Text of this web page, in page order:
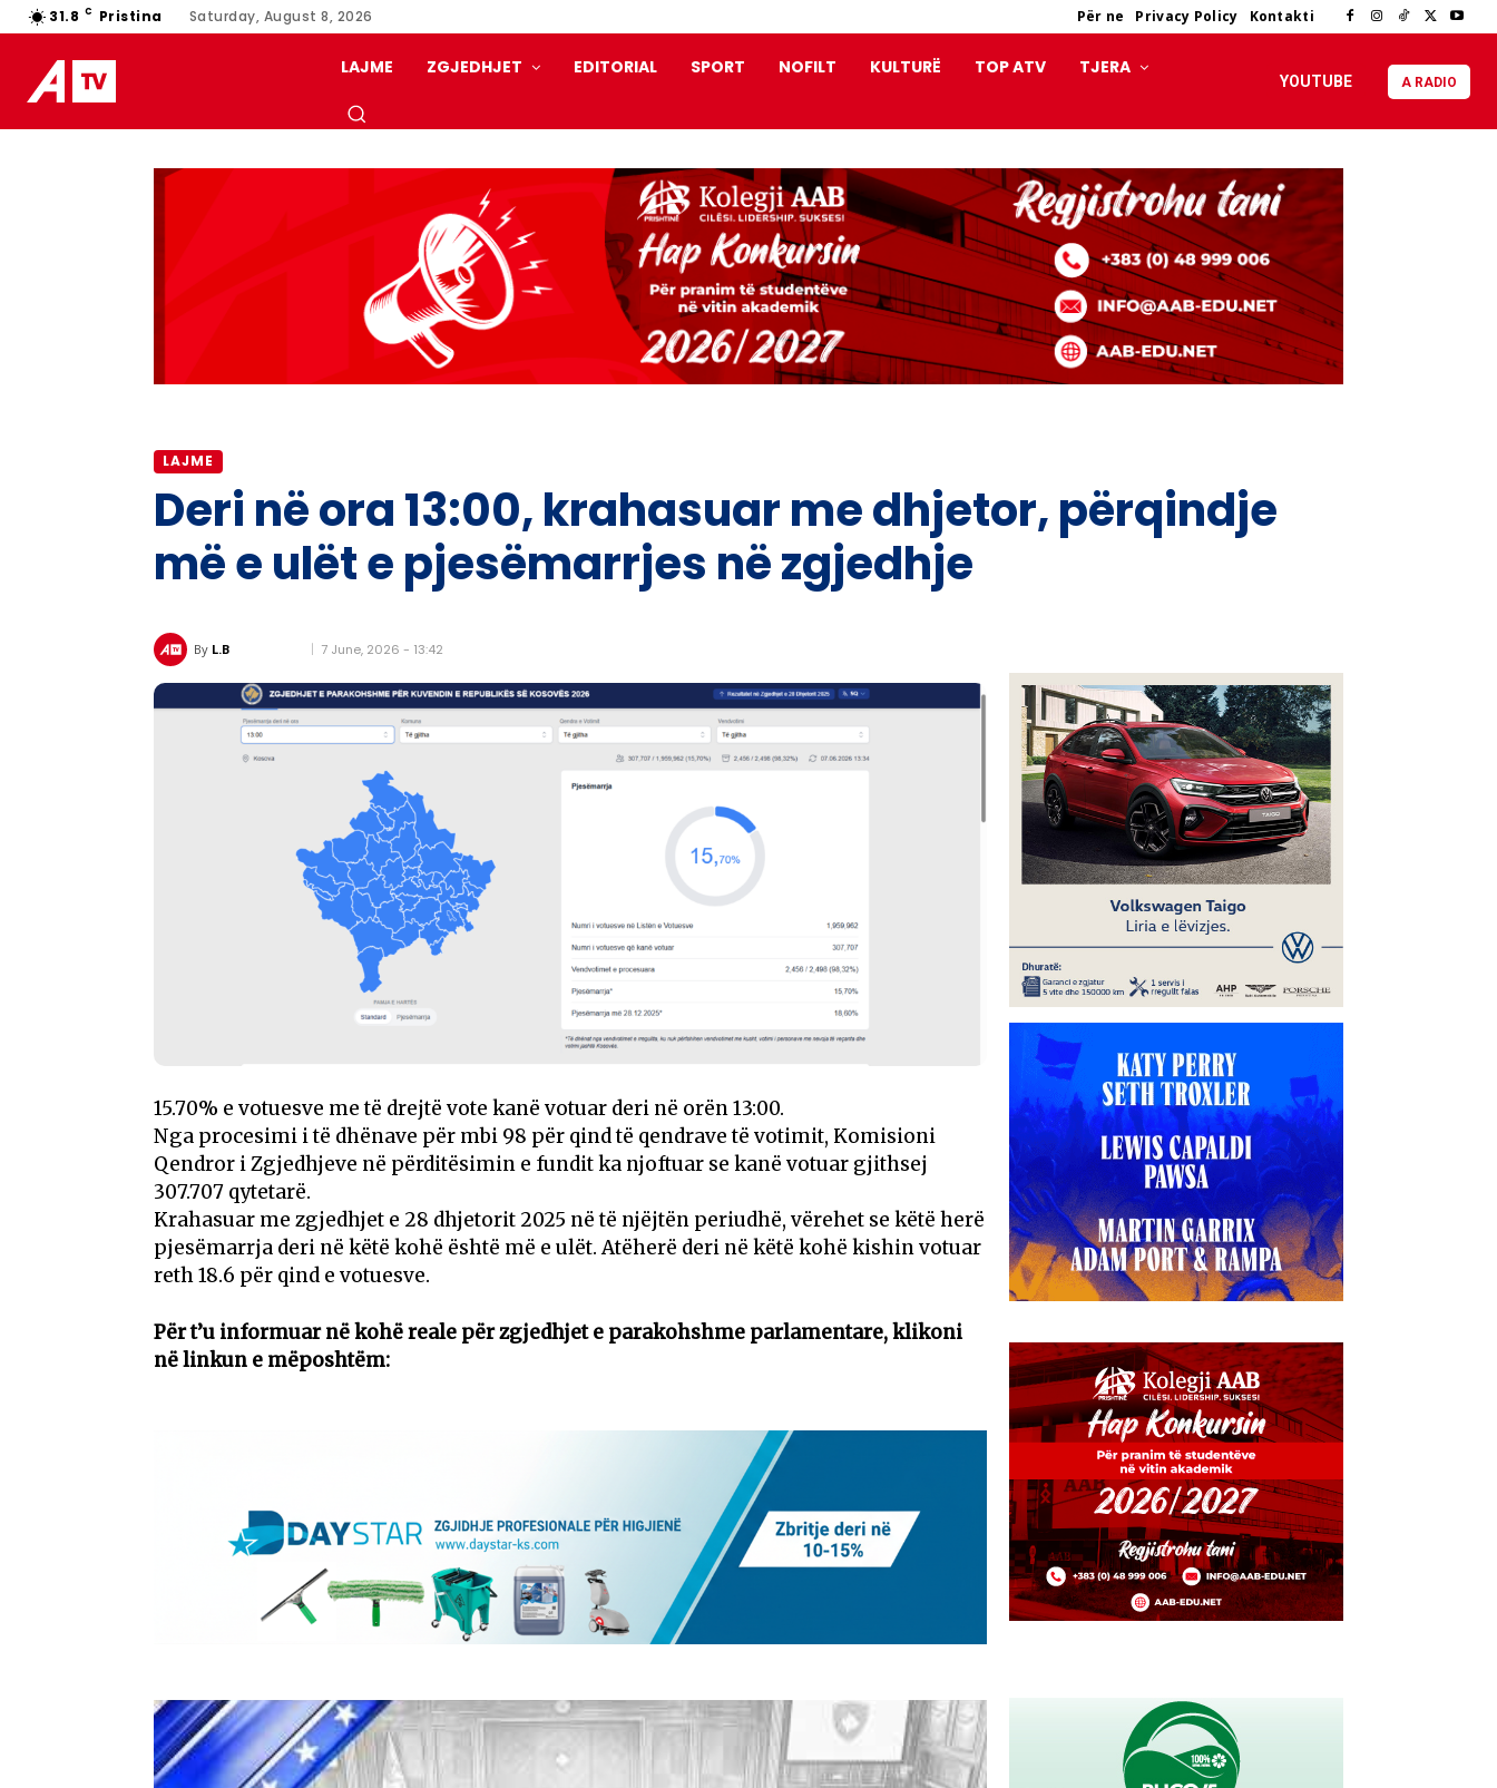
31.8 C Pristina Saturday, August 8, 2026 Për ne Privacy Policy Kontakti
LAJME ZGJEDHJET EDITORIAL SPORT NOFILT KULTURË TOP ATV TJERA
YOUTUBE A RADIO
LAJME
Deri në ora 13:00, krahasuar me dhjetor, përqindje
më e ulët e pjesëmarrjes në zgjedhje
By L.B 7 June, 2026 - 13:42
15.70% e votuesve me të drejtë vote kanë votuar deri në orën 13:00.
Nga procesimi i të dhënave për mbi 98 për qind të qendrave të votimit, Komisioni
Qendror i Zgjedhjeve në përditësimin e fundit ka njoftuar se kanë votuar gjithsej
307.707 qytetarë.
Krahasuar me zgjedhjet e 28 dhjetorit 2025 në të njëjtën periudhë, vërehet se këtë herë
pjesëmarrja deri në këtë kohë është më e ulët. Atëherë deri në këtë kohë kishin votuar
reth 18.6 për qind e votuesve.
Për t’u informuar në kohë reale për zgjedhjet e parakohshme parlamentare, klikoni
në linkun e mëposhtëm: